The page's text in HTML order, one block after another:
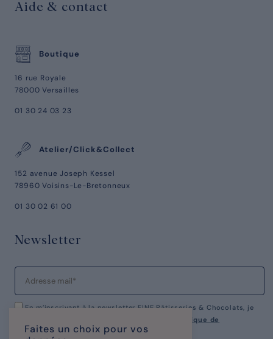
Aide & contact
Boutique
16 rue Royale
78000 Versailles
01 30 24 03 23
Atelier/Click&Collect
152 avenue Joseph Kessel
78960 Voisins-Le-Bretonneux
01 30 02 61 00
Newsletter
En m’inscrivant à la newsletter FINE Pâtisseries & Chocolats, je
politique de
confidentialité.
Faites un choix pour vos